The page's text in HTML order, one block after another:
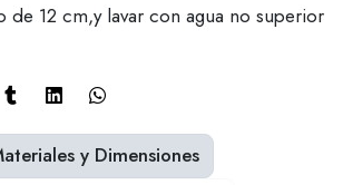
de 12 cm,y lavar con agua no superior
y Dimensiones